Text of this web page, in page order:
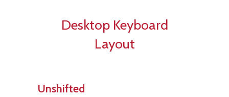
Desktop Keyboard
Layout
Unshifted